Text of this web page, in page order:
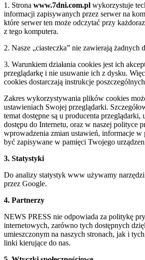
1. Strona www.7dni.com.pl wykorzystuje
informacji zapisywanych przez serwer na
które serwer ten może odczytać przy
z tego komputera.
2. Nasze „ciasteczka” nie zawierają żadnych
3. Warunkiem działania cookies jest ich
przeglądarkę i nie usuwanie ich z dysku.
cookies dostarczają instrukcje
Zakres wykorzystywania plików cookies
ustawieniach Swojej przeglądarki.
temat dostępne są u producenta przeglądarki,
dostępu do Internetu, oraz w naszej polityce
wprowadzenia zmian ustawień, informacje w
być zapisywane w pamięci Twojego
3. Statystyki
Do analizy statystyk www używamy
przez Google.
4. Partnerzy
NEWS PRESS nie odpowiada za politykę
internetowych, zarówno tych dostępnych
umieszczonym na naszych stronach, jak i
linki kierujące do nas.